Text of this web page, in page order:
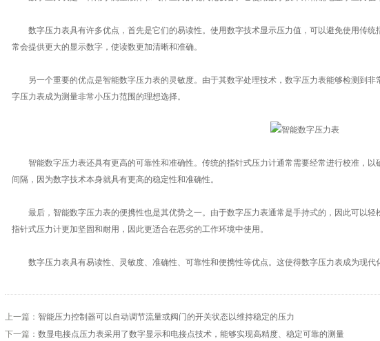
数字压力表具有许多优点，首先是它们的易读性。使用数字技术显示压力值，可以避免使用传统
常会提供更大的显示数字，使读数更加清晰和准确。
另一个重要的优点是智能数字压力表的灵敏度。由于其数字处理技术，数字压力表能够检测到非
字压力表成为测量非常小压力范围的理想选择。
智能数字压力表还具有更高的可靠性和准确性。传统的指针式压力计通常需要经常进行校准，
间隔，因为数字技术本身就具有更高的稳定性和准确性。
最后，智能数字压力表的便携性也是其优势之一。由于数字压力表通常是手持式的，因此可以轻
指针式压力计更加坚固和耐用，因此更适合在恶劣的工作环境中使用。
数字压力表具有易读性、灵敏度、准确性、可靠性和便携性等优点。这使得数字压力表成为现代
上一篇： 智能压力控制器可以自动调节流量或阀门的开关状态以维持稳定的压力
下一篇： 数显电接点压力表采用了数字显示和电接点技术，能够实现高精度、稳定可靠的测量